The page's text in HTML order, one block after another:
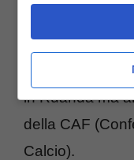
del Ruanda
mesi a
attività sportiva
in Ruanda ma
della CAF
Calcio).